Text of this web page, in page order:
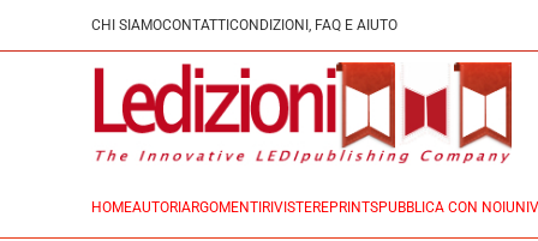
CHI SIAMOCONTATTI CONDIZIONI, FAQ E AIUTO
HOMEAUTORI ARGOMENTI RIVISTEREPRINTSPUBBLICA CON NOI